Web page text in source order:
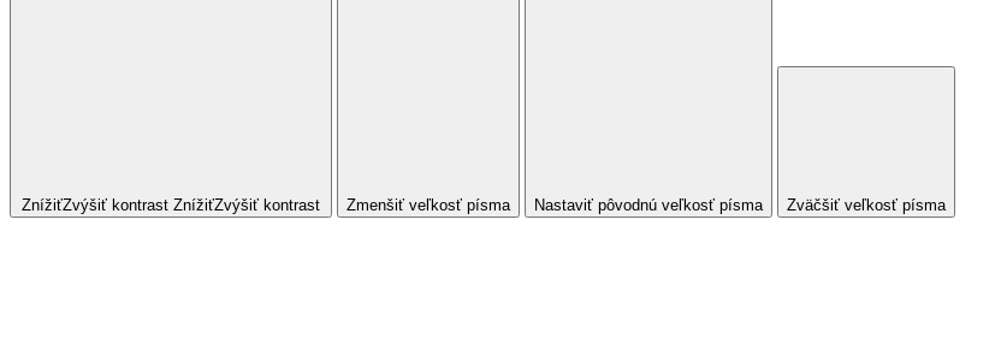
ZnížiťZvýšiť kontrast ZnížiťZvýšiť kontrast Zmenšiť veľkosť písma Nastaviť pôvodnú veľkosť písma Zväčšiť veľkosť písma